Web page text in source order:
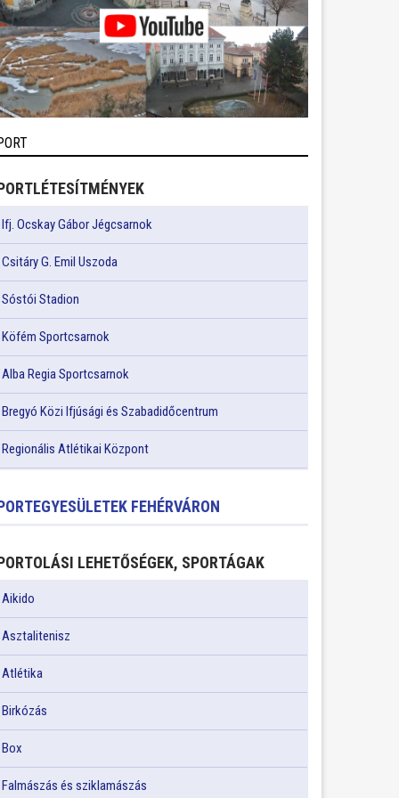
Ifj. Ocskay Gábor Jégcsarnok
Csitáry G. Emil Uszoda
Sóstói Stadion
Köfém Sportcsarnok
Alba Regia Sportcsarnok
Bregyó Közi Ifjúsági és Szabadidőcentrum
Regionális Atlétikai Központ
FEHÉRVÁRON
LEHETŐSÉGEK, SPORTÁGAK
Aikido
Asztalitenisz
Atlétika
Birkózás
Box
Falmászás és sziklamászás